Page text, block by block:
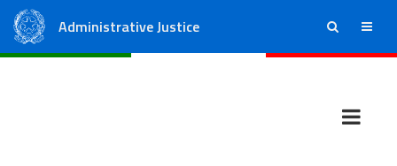
Administrative Justice ricerca menu